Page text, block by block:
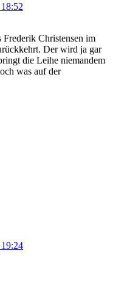
Frederik Christensen im
Der wird ja gar
die Leihe niemandem
was auf der